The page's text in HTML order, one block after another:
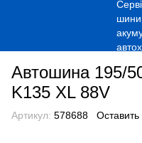
Автошина 195/
K135 XL 88V
Артикул: 578688 Оставить